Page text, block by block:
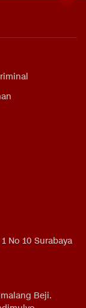
No 10 Surabaya
Beji.